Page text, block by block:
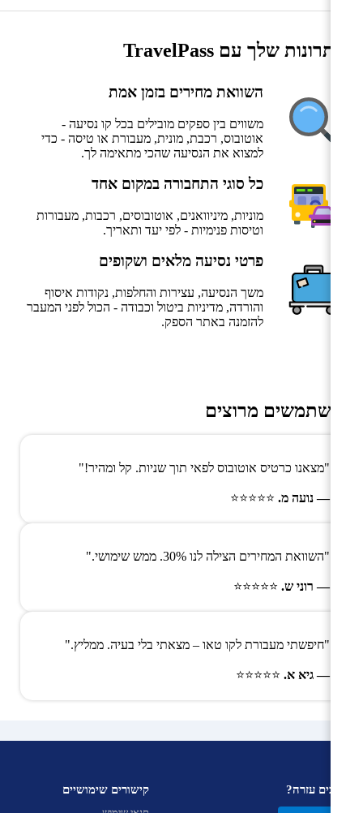
היתרונות שלך עם TravelPass
השוואת מחירים בזמן אמת
משווים בין ספקים מובילים בכל קו נסיעה -
אוטובוס, רכבת, מונית, מעבורת או טיסה - כדי
למצוא את הנסיעה שהכי מתאימה לך.
כל סוגי התחבורה במקום אחד
מוניות, מיניוואנים, אוטובוסים, רכבות, מעבורות
וטיסות פנימיות - לפי יעד ותאריך.
פרטי נסיעה מלאים ושקופים
משך הנסיעה, עצירות והחלפות, נקודות איסוף
והורדה, מדיניות ביטול וכבודה - הכול לפני המעבר
להזמנה באתר הספק.
משתמשים מרוצים
"מצאנו כרטיס אוטובוס לפאי תוך שניות. קל ומהיר!"
— נועה מ. ⭐⭐⭐⭐⭐
"השוואת המחירים הצילה לנו 30%. ממש שימושי."
— רוני ש. ⭐⭐⭐⭐⭐
"חיפשתי מעבורת לקו טאו – מצאתי בלי בעיה. ממליץ."
— גיא א. ⭐⭐⭐⭐⭐
צריכים עזרה? קישורים שימושיים